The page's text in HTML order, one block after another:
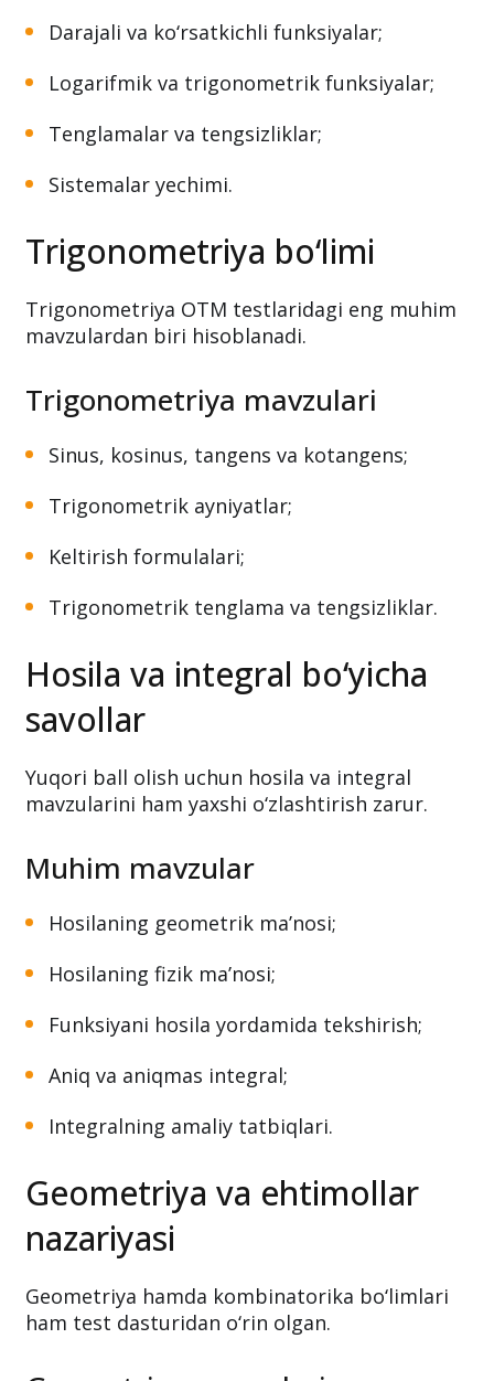
Darajali va ko‘rsatkichli funksiyalar;
Logarifmik va trigonometrik funksiyalar;
Tenglamalar va tengsizliklar;
Sistemalar yechimi.
Trigonometriya bo‘limi
Trigonometriya OTM testlaridagi eng muhim
mavzulardan biri hisoblanadi.
Trigonometriya mavzulari
Sinus, kosinus, tangens va kotangens;
Trigonometrik ayniyatlar;
Keltirish formulalari;
Trigonometrik tenglama va tengsizliklar.
Hosila va integral bo‘yicha
savollar
Yuqori ball olish uchun hosila va integral
mavzularini ham yaxshi o‘zlashtirish zarur.
Muhim mavzular
Hosilaning geometrik ma’nosi;
Hosilaning fizik ma’nosi;
Funksiyani hosila yordamida tekshirish;
Aniq va aniqmas integral;
Integralning amaliy tatbiqlari.
Geometriya va ehtimollar
nazariyasi
Geometriya hamda kombinatorika bo‘limlari
ham test dasturidan o‘rin olgan.